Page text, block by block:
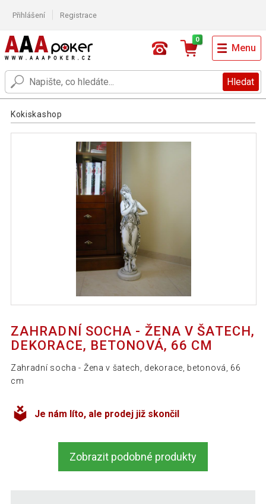
Přihlášení Registrace
Hledat
0
Menu
Kokiskashop
ZAHRADNÍ SOCHA - ŽENA V ŠATECH,
DEKORACE, BETONOVÁ, 66 CM
Zahradní socha - Žena v šatech, dekorace, betonová, 66
cm
Je nám líto, ale prodej již skončil
Zobrazit podobné produkty